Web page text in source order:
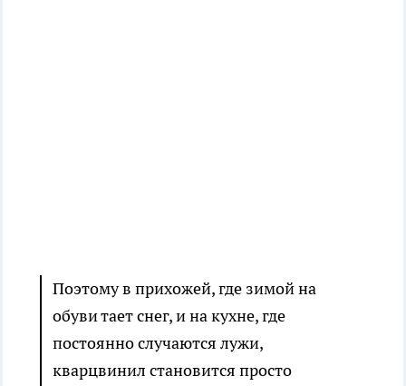
Поэтому в прихожей, где зимой на
обуви тает снег, и на кухне, где
постоянно случаются лужи,
кварцвинил становится просто